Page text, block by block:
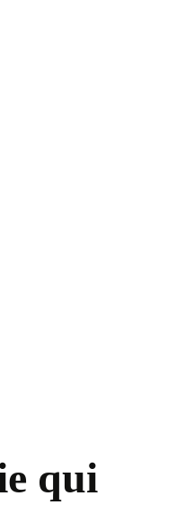
qui